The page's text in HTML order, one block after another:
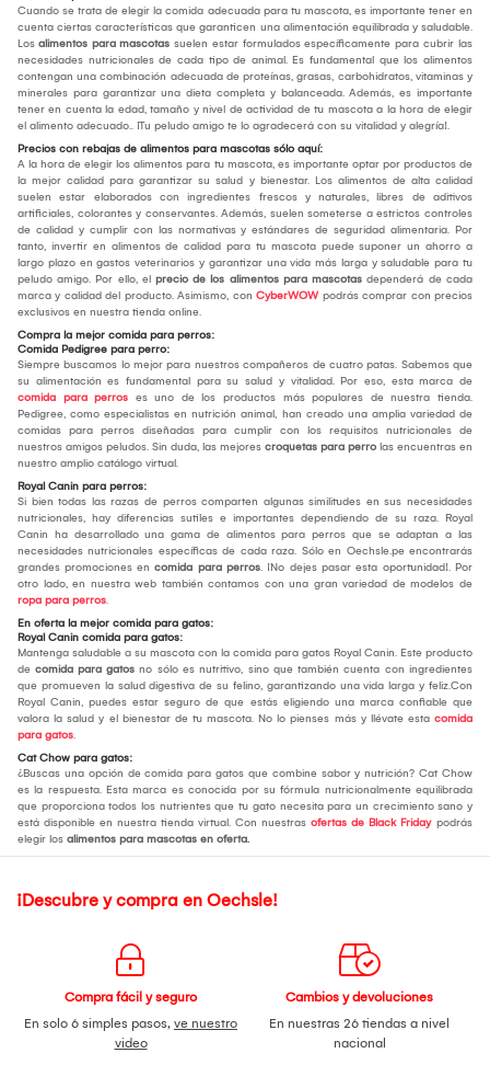
Cuando se trata de elegir la comida adecuada para tu mascota, es importante tener en
cuenta ciertas características que garanticen una alimentación equilibrada y saludable.
Los alimentos para mascotas suelen estar formulados específicamente para cubrir las
necesidades nutricionales de cada tipo de animal. Es fundamental que los alimentos
contengan una combinación adecuada de proteínas, grasas, carbohidratos, vitaminas y
minerales para garantizar una dieta completa y balanceada. Además, es importante
tener en cuenta la edad, tamaño y nivel de actividad de tu mascota a la hora de elegir
el alimento adecuado.. ¡Tu peludo amigo te lo agradecerá con su vitalidad y alegría!.
Precios con rebajas de alimentos para mascotas sólo aquí:
A la hora de elegir los alimentos para tu mascota, es importante optar por productos de
la mejor calidad para garantizar su salud y bienestar. Los alimentos de alta calidad
suelen estar elaborados con ingredientes frescos y naturales, libres de aditivos
artificiales, colorantes y conservantes. Además, suelen someterse a estrictos controles
de calidad y cumplir con las normativas y estándares de seguridad alimentaria. Por
tanto, invertir en alimentos de calidad para tu mascota puede suponer un ahorro a
largo plazo en gastos veterinarios y garantizar una vida más larga y saludable para tu
peludo amigo. Por ello, el precio de los alimentos para mascotas dependerá de cada
marca y calidad del producto. Asimismo, con CyberWOWpodrás comprar con precios
exclusivos en nuestra tienda online.
Compra la mejor comida para perros:
Comida Pedigree para perro:
Siempre buscamos lo mejor para nuestros compañeros de cuatro patas. Sabemos que
su alimentación es fundamental para su salud y vitalidad. Por eso, esta marca de
comida para perros es uno de los productos más populares de nuestra tienda.
Pedigree, como especialistas en nutrición animal, han creado una amplia variedad de
comidas para perros diseñadas para cumplir con los requisitos nutricionales de
nuestros amigos peludos. Sin duda, las mejores croquetas para perro las encuentras en
nuestro amplio catálogo virtual.
Royal Canin para perros:
Si bien todas las razas de perros comparten algunas similitudes en sus necesidades
nutricionales, hay diferencias sutiles e importantes dependiendo de su raza. Royal
Canin ha desarrollado una gama de alimentos para perros que se adaptan a las
necesidades nutricionales específicas de cada raza. Sólo en Oechsle.pe encontrarás
grandes promociones en comida para perros. ¡No dejes pasar esta oportunidad!. Por
otro lado, en nuestra web también contamos con una gran variedad de modelos de
ropa para perros.
En oferta la mejor comida para gatos:
Royal Canin comida para gatos:
Mantenga saludable a su mascota con la comida para gatos Royal Canin. Este producto
de comida para gatos no sólo es nutritivo, sino que también cuenta con ingredientes
que promueven la salud digestiva de su felino, garantizando una vida larga y feliz.Con
Royal Canin, puedes estar seguro de que estás eligiendo una marca confiable que
valora la salud y el bienestar de tu mascota. No lo pienses más y llévate esta comida
para gatos.
Cat Chow para gatos:
¿Buscas una opción de comida para gatos que combine sabor y nutrición? Cat Chow
es la respuesta. Esta marca es conocida por su fórmula nutricionalmente equilibrada
que proporciona todos los nutrientes que tu gato necesita para un crecimiento sano y
está disponible en nuestra tienda virtual. Con nuestras ofertas de Black Fridaypodrás
elegir los alimentos para mascotas en oferta.
¡Descubre y compra en Oechsle!
Compra fácil y seguro
En solo 6 simples pasos, ve nuestro
video
Cambios y devoluciones
En nuestras 26 tiendas a nivel
nacional